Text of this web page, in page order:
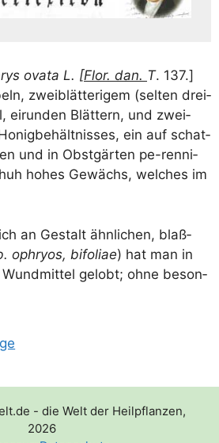
ovata L. [Flor. dan. T. 137.]
zwei­blät­te­ri­gem (sel­ten drei­
eirun­den Blät­tern, und zwei­
ein auf schat­
und in Obst­gär­ten pe-ren­ni­
hohes Gewächs, wel­ches im
an Gestalt ähn­li­chen, blaß­
ophry­os, bifo­li­ae) hat man in
gelobt; ohne beson­
- die Welt der Heilpflanzen,
2026